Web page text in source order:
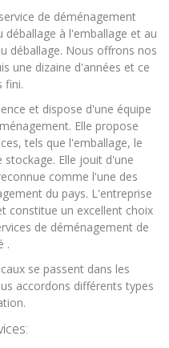
de déménagement
à l'emballage et au
déballage. Nous offrons nos
une dizaine d'années et ce
fini.
et dispose d'une équipe
Elle propose
tels que l'emballage, le
Elle jouit d'une
comme l'une des
du pays. L'entreprise
constitue un excellent choix
de déménagement de
.
se passent dans les
accordons différents types